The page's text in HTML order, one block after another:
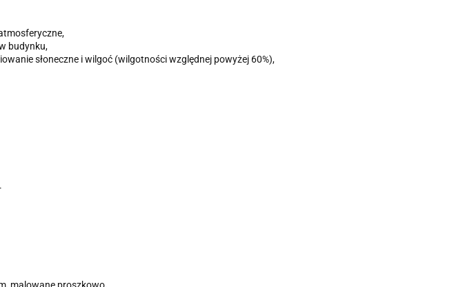
budynku,
słoneczne i wilgoć (wilgotności względnej powyżej 60%),